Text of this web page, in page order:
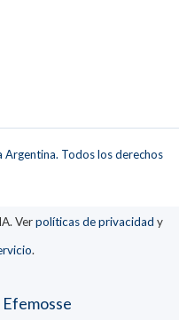
Todos los derechos
Verpolíticas de privacidad y
.